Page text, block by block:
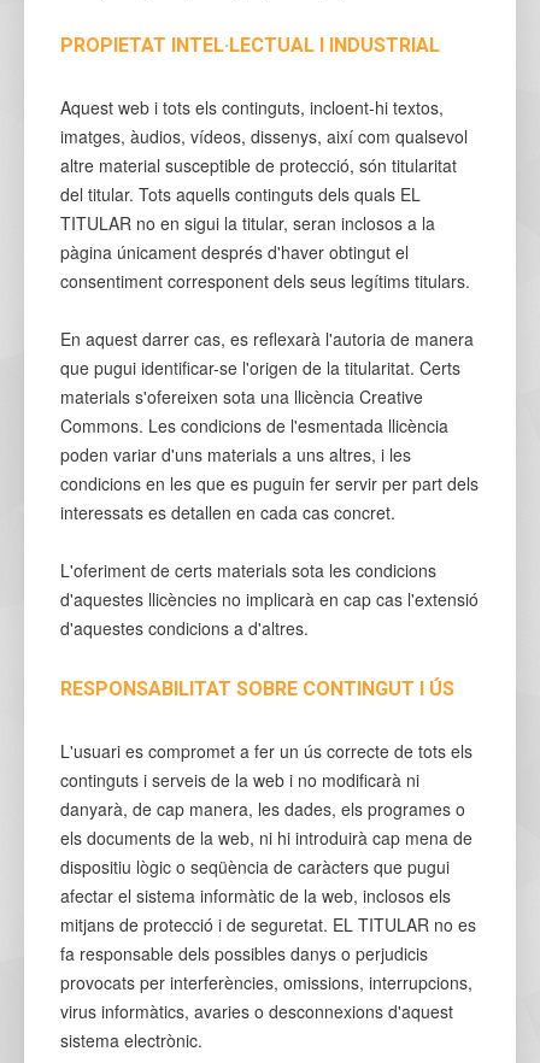
PROPIETAT INTEL·LECTUAL I INDUSTRIAL
Aquest web i tots els continguts, incloent-hi textos,
imatges, àudios, vídeos, dissenys, així com qualsevol
altre material susceptible de protecció, són titularitat
del titular. Tots aquells continguts dels quals EL
TITULAR no en sigui la titular, seran inclosos a la
pàgina únicament després d'haver obtingut el
consentiment corresponent dels seus legítims titulars.
En aquest darrer cas, es reflexarà l'autoria de manera
que pugui identificar-se l'origen de la titularitat. Certs
materials s'ofereixen sota una llicència Creative
Commons. Les condicions de l'esmentada llicència
poden variar d'uns materials a uns altres, i les
condicions en les que es puguin fer servir per part dels
interessats es detallen en cada cas concret.
L'oferiment de certs materials sota les condicions
d'aquestes llicències no implicarà en cap cas l'extensió
d'aquestes condicions a d'altres.
RESPONSABILITAT SOBRE CONTINGUT I ÚS
L'usuari es compromet a fer un ús correcte de tots els
continguts i serveis de la web i no modificarà ni
danyarà, de cap manera, les dades, els programes o
els documents de la web, ni hi introduirà cap mena de
dispositiu lògic o seqüència de caràcters que pugui
afectar el sistema informàtic de la web, inclosos els
mitjans de protecció i de seguretat. EL TITULAR no es
fa responsable dels possibles danys o perjudicis
provocats per interferències, omissions, interrupcions,
virus informàtics, avaries o desconnexions d'aquest
sistema electrònic.